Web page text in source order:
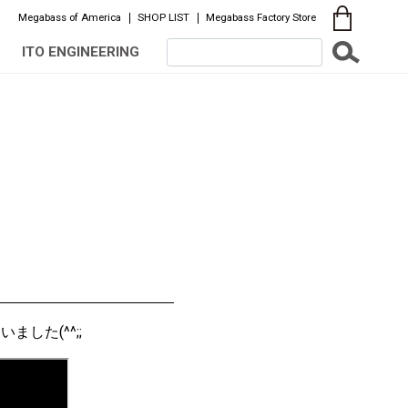
Megabass of America SHOP LIST Megabass Factory Store
ITO ENGINEERING
ました(^^;;